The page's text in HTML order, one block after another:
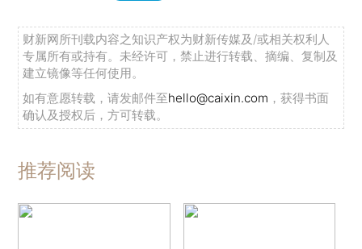
财新网所刊载内容之知识产权为财新传媒及/或相关权利人
专属所有或持有。未经许可，禁止进行转载、摘编、复制及
建立镜像等任何使用。
如有意愿转载，请发邮件至hello@caixin.com ，获得书面
确认及授权后，方可转载。
推荐阅读